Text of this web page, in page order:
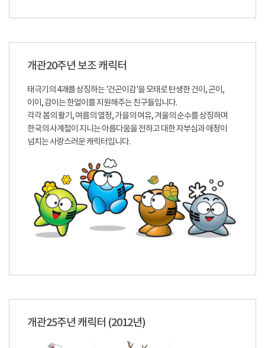
개관20주년 보조 캐릭터
태극기의 4괘를 상징하는 '건곤이감'을 모태로 탄생한 건이, 곤이,
이이, 감이는 한얼이를 지원해주는 친구들입니다.
각각 봄의 활기, 여름의 열정, 가을의 여유, 겨울의 순수를 상징하며
한국의 사계절이 지니는 아름다움을 전하고 대한 자부심과 애정이
넘치는 사랑스러운 캐릭터입니다.
개관25주년 캐릭터 (2012년)